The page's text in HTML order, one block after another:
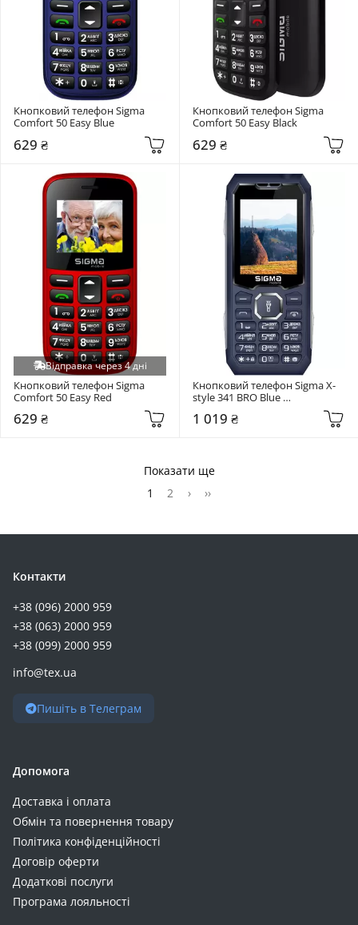
Кнопковий телефон Sigma
Comfort 50 Easy Blue
629 ₴
Кнопковий телефон Sigma
Comfort 50 Easy Black
629 ₴
Відправка через 4 дні
Кнопковий телефон Sigma
Comfort 50 Easy Red
629 ₴
Кнопковий телефон Sigma X-
style 341 BRO Blue
1 019 ₴
Показати ще
1
2 › ››
Контакти
+38 (096) 2000 959
+38 (063) 2000 959
+38 (099) 2000 959
info@tex.ua
Пишіть в Телеграм
Допомога
Доставка і оплата
Обмін та повернення товару
Політика конфіденційності
Договір оферти
Додаткові послуги
Програма лояльності